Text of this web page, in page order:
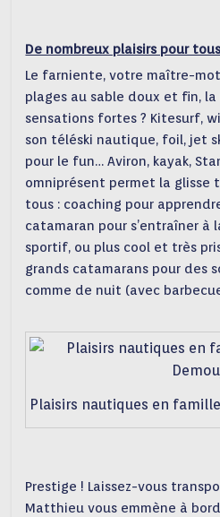
De nombreux plaisirs pour tous
Le farniente, votre maître-
plages au sable doux et fin, la
sensations fortes ? Kitesurf,
son téléski nautique, foil, jet
pour le fun… Aviron, kayak,
omniprésent permet la glisse
tous : coaching pour
catamaran pour s’entraîner à
sportif, ou plus cool et très
grands catamarans pour des
comme de nuit (avec
Plaisirs nautiques en
Prestige ! Laissez-vous
Matthieu vous emmène à